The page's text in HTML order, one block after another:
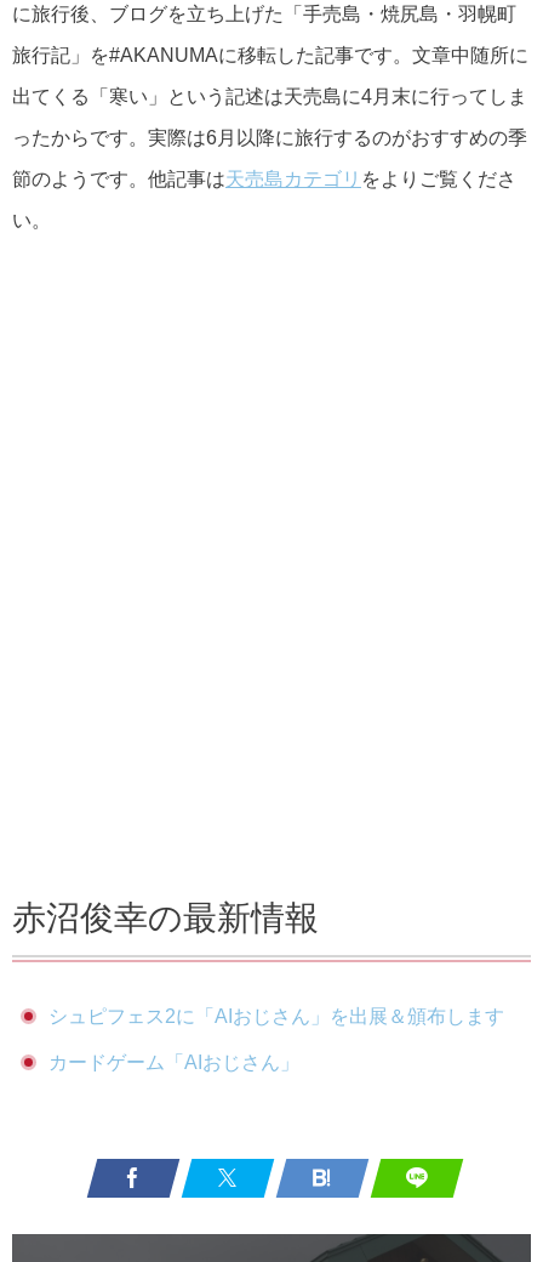
に旅行後、ブログを立ち上げた「手売島・焼尻島・羽幌町
旅行記」を#AKANUMAに移転した記事です。文章中随所に
出てくる「寒い」という記述は天売島に4月末に行ってしま
ったからです。実際は6月以降に旅行するのがおすすめの季
節のようです。他記事は天売島カテゴリ をよりご覧くださ
い。
赤沼俊幸の最新情報
シュピフェス2に「AIおじさん」を出展＆頒布します
カードゲーム「AIおじさん」